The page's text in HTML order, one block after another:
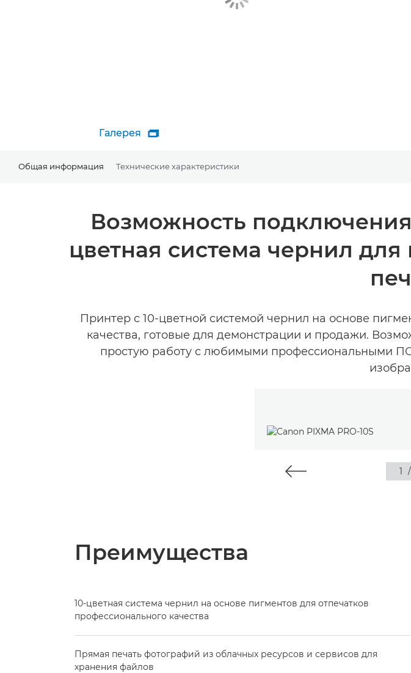
Галерея 
Общая информация Технические характеристики
Возможность
цветная система чернил
Принтер с 10-цветной системой чернил на основе
качества, готовые для демонстрации и продажи.
простую работу с любимыми профессиональными
1 /
Преимущества
10-цветная система чернил на основе пигментов для отпечатков
профессионального качества
Прямая печать фотографий из облачных ресурсов и сервисов для
хранения файлов